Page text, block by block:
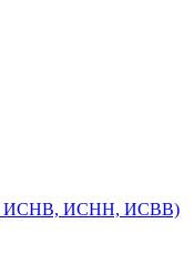
ИСНВ, ИСНН, ИСВВ)